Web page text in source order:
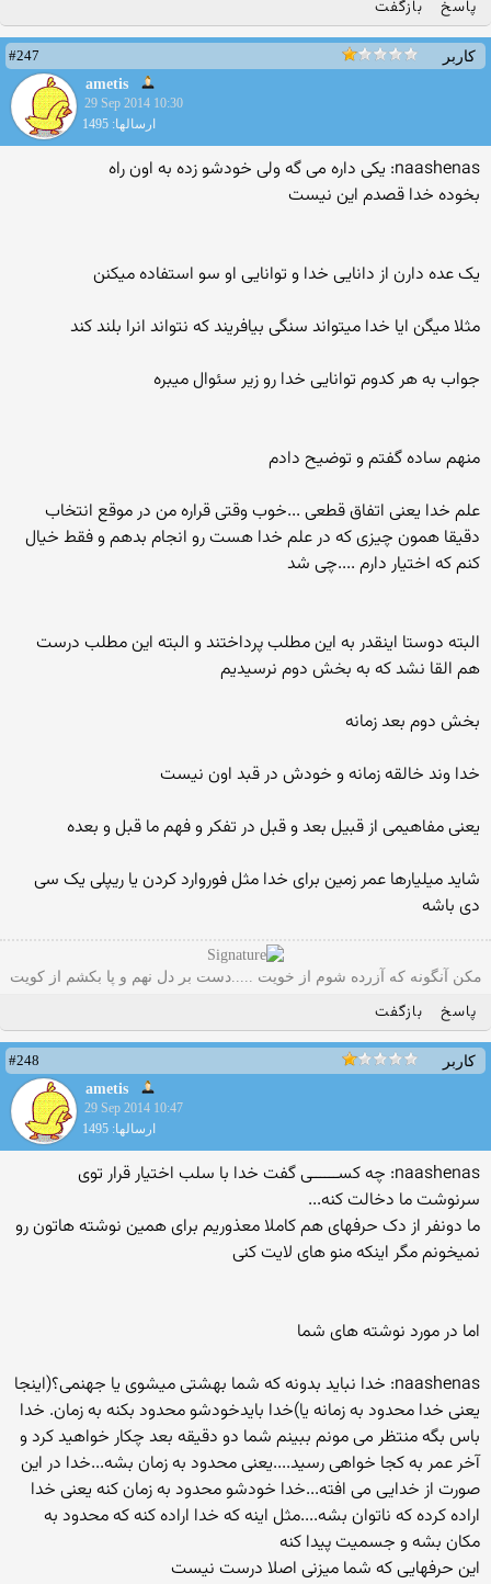
پاسخ بازگفت
کاربر
#247
ametis
29 Sep 2014 10:30
ارسالها: 1495
naashenas: یکی داره می گه ولی خودشو زده به اون راه
بخوده خدا قصدم این نیست
یک عده دارن از دانایی خدا و توانایی او سو استفاده میکنن
مثلا میگن ایا خدا میتواند سنگی بیافریند که نتواند انرا بلند کند
جواب به هر کدوم توانایی خدا رو زیر سئوال میبره
منهم ساده گفتم و توضیح دادم
علم خدا یعنی اتفاق قطعی ...خوب وقتی قراره من در موقع انتخاب
دقیقا همون چیزی که در علم خدا هست رو انجام بدهم و فقط خیال
کنم که اختیار دارم ....چی شد
البته دوستا اینقدر به این مطلب پرداختند و البته این مطلب درست
هم القا نشد که به بخش دوم نرسیدیم
بخش دوم بعد زمانه
خدا وند خالقه زمانه و خودش در قبد اون نیست
یعنی مفاهیمی از قبیل بعد و قبل در تفکر و فهم ما قبل و بعده
شاید میلیارها عمر زمین برای خدا مثل فوروارد کردن یا ریپلی یک سی
دی باشه
مکن آنگونه که آزرده شوم از خویت .....دست بر دل نهم و پا بکشم از کویت
پاسخ بازگفت
کاربر
#248
ametis
29 Sep 2014 10:47
ارسالها: 1495
naashenas: چه کســــــی گفت خدا با سلب اختیار قرار توی
سرنوشت ما دخالت کنه...
ما دونفر از دک حرفهای هم کاملا معذوریم برای همین نوشته هاتون رو
نمیخونم مگر اینکه منو های لایت کنی
اما در مورد نوشته های شما
naashenas: خدا نباید بدونه که شما بهشتی میشوی یا جهنمی؟(اینجا
یعنی خدا محدود به زمانه یا)خدا بایدخودشو محدود بکنه به زمان. خدا
باس بگه منتظر می مونم ببینم شما دو دقیقه بعد چکار خواهید کرد و
آخر عمر به کجا خواهی رسید....یعنی محدود به زمان بشه...خدا در این
صورت از خدایی می افته...خدا خودشو محدود به زمان کنه یعنی خدا
اراده کرده که ناتوان بشه....مثل اینه که خدا اراده کنه که محدود به
مکان بشه و جسمیت پیدا کنه
این حرفهایی که شما میزنی اصلا درست نیست